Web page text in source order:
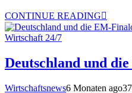
CONTINUE READING
Wirtschaft 24/7
Deutschland und
Wirtschaftsnews6 Monaten ago